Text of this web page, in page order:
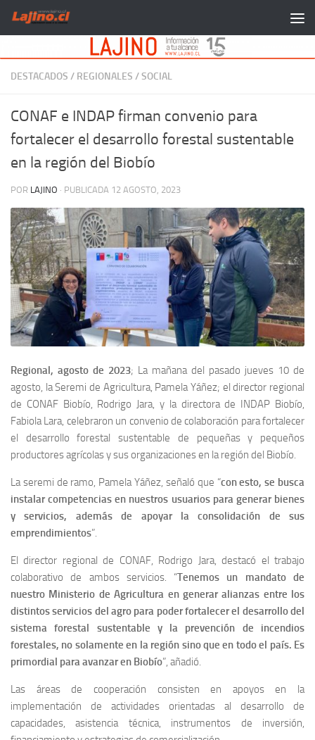
Saltar al contenido
DESTACADOS / REGIONALES /SOCIAL
CONAF e INDAP firman convenio para
fortalecer el desarrollo forestal sustentable
en la región del Biobío
POR LAJINO · PUBLICADA 12 AGOSTO, 2023
Regional, agosto de 2023; La mañana del pasado jueves 10 de
agosto, la Seremi de Agricultura, Pamela Yáñez; el director regional
de CONAF Biobío, Rodrigo Jara, y la directora de INDAP Biobío,
Fabiola Lara, celebraron un convenio de colaboración para fortalecer
el desarrollo forestal sustentable de pequeñas y pequeños
productores agrícolas y sus organizaciones en la región del Biobío.
La seremi de ramo, Pamela Yáñez, señaló que “con esto, se busca
instalar competencias en nuestros usuarios para generar bienes
y servicios, además de apoyar la consolidación de sus
emprendimientos”.
El director regional de CONAF, Rodrigo Jara, destacó el trabajo
colaborativo de ambos servicios. “Tenemos un mandato de
nuestro Ministerio de Agricultura en generar alianzas entre los
distintos servicios del agro para poder fortalecer el desarrollo del
sistema forestal sustentable y la prevención de incendios
forestales, no solamente en la región sino que en todo el país. Es
primordial para avanzar en Biobío”, añadió.
Las áreas de cooperación consisten en apoyos en la
implementación de actividades orientadas al desarrollo de
capacidades, asistencia técnica, instrumentos de inversión,